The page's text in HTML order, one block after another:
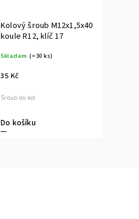
Kolový šroub M12x1,5x40
koule R12, klíč 17
Skladem (>30 ks)
35 Kč
Do košíku
Šroub do kol